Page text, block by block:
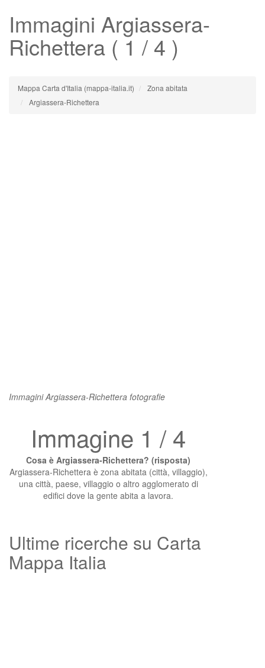
Immagini Argiassera-
Richettera ( 1 / 4 )
Mappa Carta d'Italia (mappa-italia.it)
Zona abitata
Argiassera-Richettera
Immagini Argiassera-Richettera fotografie
Immagine 1 / 4
Cosa è Argiassera-Richettera? (risposta)
Argiassera-Richettera è zona abitata (città, villaggio),
una città, paese, villaggio o altro agglomerato di
edifici dove la gente abita a lavora.
Ultime ricerche su Carta
Mappa Italia